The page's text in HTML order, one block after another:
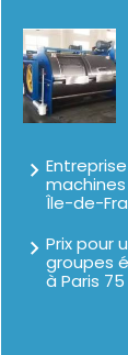
Île-de-
Prix pour
groupes
à Paris